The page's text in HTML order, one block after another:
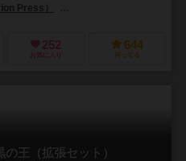
Press）
252
お気に入り
644
持ってる
王（拡張セット）